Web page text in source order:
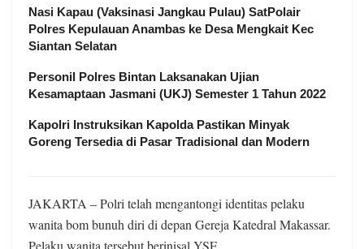
Nasi Kapau (Vaksinasi Jangkau Pulau) SatPolair
Polres Kepulauan Anambas ke Desa Mengkait Kec
Siantan Selatan
Personil Polres Bintan Laksanakan Ujian
Kesamaptaan Jasmani (UKJ) Semester 1 Tahun 2022
Kapolri Instruksikan Kapolda Pastikan Minyak
Goreng Tersedia di Pasar Tradisional dan Modern
JAKARTA – Polri telah mengantongi identitas pelaku
wanita bom bunuh diri di depan Gereja Katedral Makassar.
Pelaku wanita tersebut berinisal YSF.